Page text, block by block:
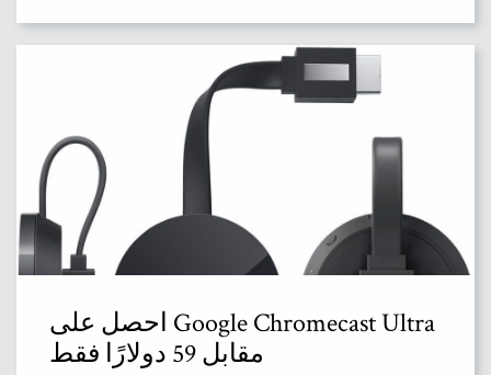
احصل على Google Chromecast Ultra
مقابل 59 دولارًا فقط